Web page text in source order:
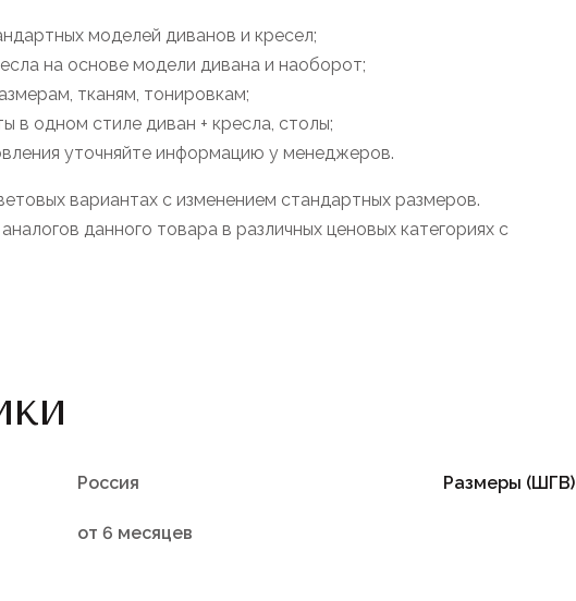
моделей диванов и кресел;
на основе модели дивана и наоборот;
тканям, тонировкам;
в одном стиле диван + кресла, столы;
уточняйте информацию у менеджеров.
вариантах с изменением стандартных размеров.
данного товара в различных ценовых категориях с
Россия
от 6 месяцев
Размеры (ШГВ)